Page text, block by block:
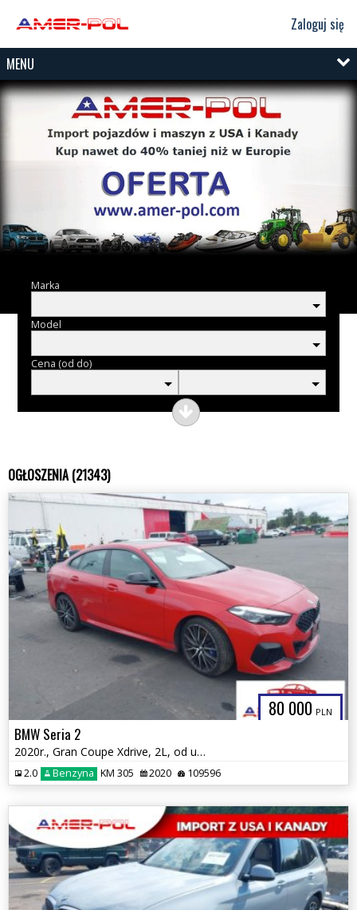
Zaloguj się
MENU
Marka
Model
Cena (od do)
OGŁOSZENIA (21343)
80 000 PLN
BMW Seria 2
2020r., Gran Coupe Xdrive, 2L, od ubezpieczalni
2.0 Benzyna KM 305 2020 109596